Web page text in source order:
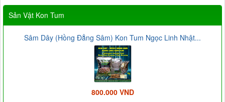
Sản Vật Kon Tum
Sâm Dây (Hồng Đẳng Sâm) Kon Tum Ngọc Linh Nhật...
800.000 VND